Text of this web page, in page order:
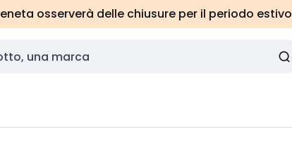
osserverà delle chiusure per il periodo